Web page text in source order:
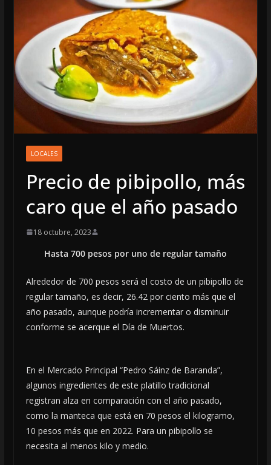
LOCALES
Precio de pibipollo, más
caro que el año pasado
18 octubre, 2023
Hasta 700 pesos por uno de regular tamaño
Alrededor de 700 pesos será el costo de un pibipollo de
regular tamaño, es decir, 26.42 por ciento más que el
año pasado, aunque podría incrementar o disminuir
conforme se acerque el Día de Muertos.
En el Mercado Principal “Pedro Sáinz de Baranda”,
algunos ingredientes de este platillo tradicional
registran alza en comparación con el año pasado,
como la manteca que está en 70 pesos el kilogramo,
10 pesos más que en 2022. Para un pibipollo se
necesita al menos kilo y medio.